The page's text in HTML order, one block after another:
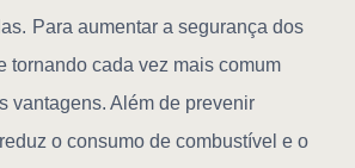
Para aumentar a segurança dos
tornando cada vez mais comum
vantagens. Além de prevenir
o consumo de combustível e o